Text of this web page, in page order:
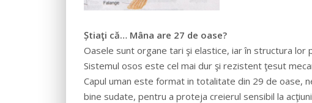
Știaţi că… Mâna are 27 de oase?
Oasele sunt organe tari şi elastice, iar în structura lor
Sistemul osos este cel mai dur şi rezistent ţesut
Capul uman este format in totalitate din 29 de oase,
bine sudate, pentru a proteja creierul sensibil la